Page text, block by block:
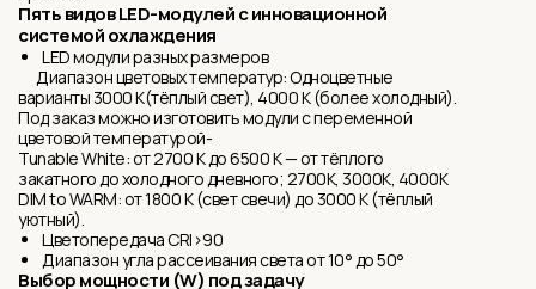
Пять видов LED-модулей с инновационной
системой охлаждения
LED модули разных размеров
Диапазон цветовых температур: Одноцветные
варианты 3000 K(тёплый свет), 4000 K (более холодный).
Под заказ можно изготовить модули с переменной
цветовой температурой-
Tunable White: от 2700 K до 6500 K — от тёплого
закатного до холодного дневного; 2700K, 3000K, 4000K
DIM to WARM: от 1800 K (свет свечи) до 3000 K (тёплый
уютный).
Цветопередача CRI>90
Диапазон угла рассеивания света от 10° до 50°
Выбор мощности (W) под задачу